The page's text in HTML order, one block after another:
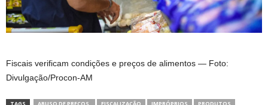
Fiscais verificam condições e preços de alimentos — Foto:
Divulgação/Procon-AM